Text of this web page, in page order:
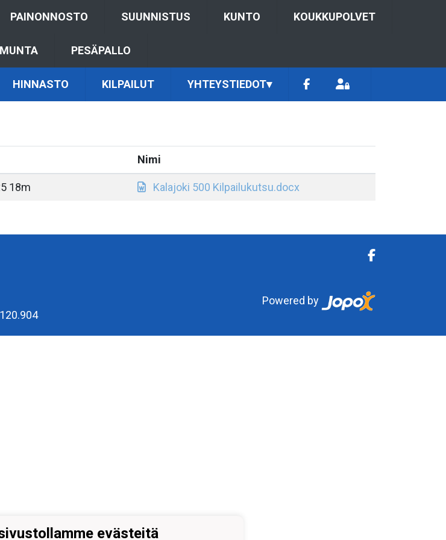
PAINONNOSTO SUUNNISTUS KUNTO KOUKKUPOLVET
PESÄPALLO
HINNASTO KILPAILUT YHTEYSTIEDOT▾
Nimi
18m Kalajoki 500 Kilpailukutsu.docx
Powered by
evästeitä